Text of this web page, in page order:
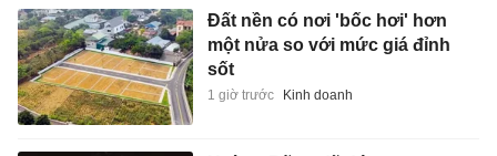
Đất nền có nơi 'bốc hơi' hơn
một nửa so với mức giá đỉnh
sốt
1 giờ trước Kinh doanh